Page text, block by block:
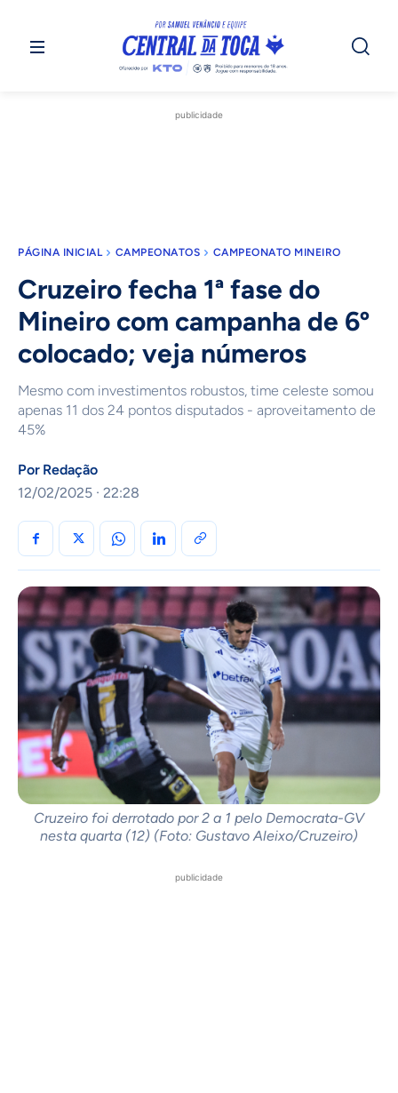
publicidade
PÁGINA INICIAL CAMPEONATOS CAMPEONATO MINEIRO
Cruzeiro fecha 1ª fase do
Mineiro com campanha de 6º
colocado; veja números
Mesmo com investimentos robustos, time celeste somou
apenas 11 dos 24 pontos disputados - aproveitamento de
45%
Por Redação
12/02/2025 · 22:28
Cruzeiro foi derrotado por 2 a 1 pelo Democrata-GV
nesta quarta (12) (Foto: Gustavo Aleixo/Cruzeiro)
publicidade